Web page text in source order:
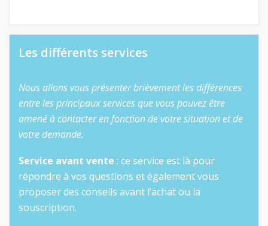
Les différents services
Nous allons vous présenter brièvement les différences
entre les principaux services que vous pouvez être
amené à contacter en fonction de votre situation et de
votre demande.
Service avant vente : ce service est là pour
répondre à vos questions et également vous
proposer des conseils avant l’achat ou la
souscription.